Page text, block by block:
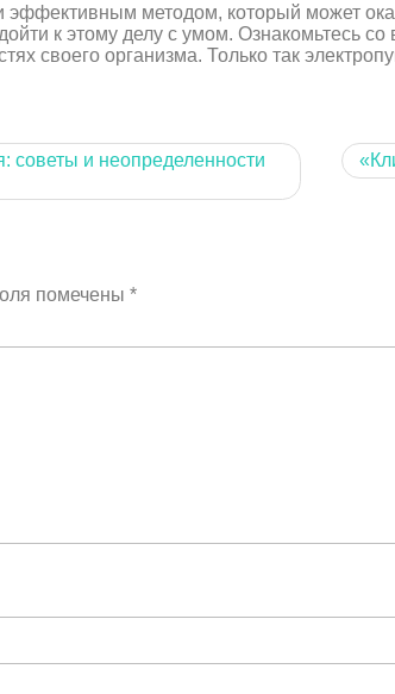
эффективным методом, который может
к этому делу с умом. Ознакомьтесь
своего организма. Только так
советы и неопределенности
помечены *